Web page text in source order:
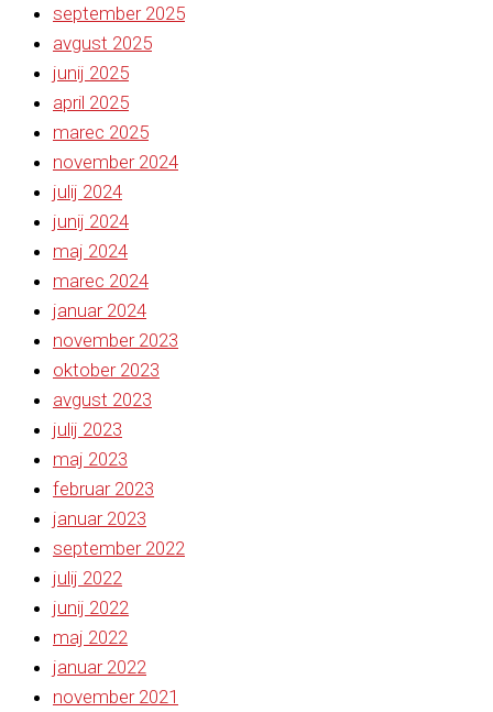
september 2025
avgust 2025
junij 2025
april 2025
marec 2025
november 2024
julij 2024
junij 2024
maj 2024
marec 2024
januar 2024
november 2023
oktober 2023
avgust 2023
julij 2023
maj 2023
februar 2023
januar 2023
september 2022
julij 2022
junij 2022
maj 2022
januar 2022
november 2021